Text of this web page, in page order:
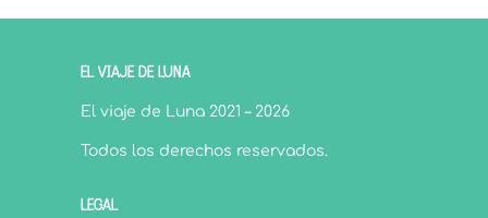
EL VIAJE DE LUNA
El viaje de Luna 2021 – 2026
Todos los derechos reservados.
LEGAL